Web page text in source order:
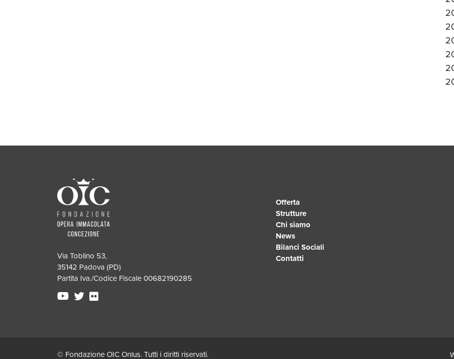
Via Toblino 53,
35142 Padova (PD)
Partita Iva./Codice Fiscale 00682190285
Offerta
Strutture
Chi siamo
News
Bilanci Sociali
Contatti
© Fondazione OIC Onlus. Tutti i diritti riservati.